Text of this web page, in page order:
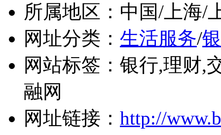
所属地区： 中国/上海/
网址分类： 生活服务/
网站标签： 银行,理财,
融网
网址链接： http://